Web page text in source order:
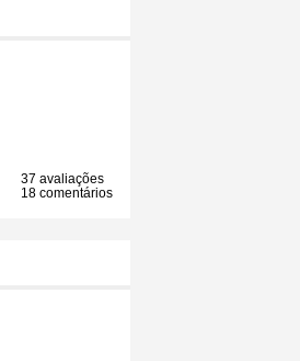
37 avaliações
18 comentários